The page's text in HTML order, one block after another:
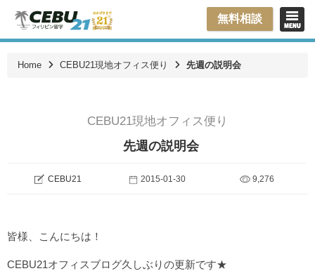
無料相談
Home CEBU21現地オフィス便り 先週の説明会
CEBU21現地オフィス便り
先週の説明会
CEBU21 2015-01-30 9,276
皆様、こんにちは！
CEBU21オフィスブログ久しぶりの更新です★